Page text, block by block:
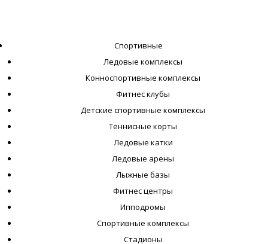
Спортивные
Ледовые комплексы
Конноспортивные комплексы
Фитнес клубы
Детские спортивные комплексы
Теннисные корты
Ледовые катки
Ледовые арены
Лыжные базы
Фитнес центры
Ипподромы
Спортивные комплексы
Стадионы